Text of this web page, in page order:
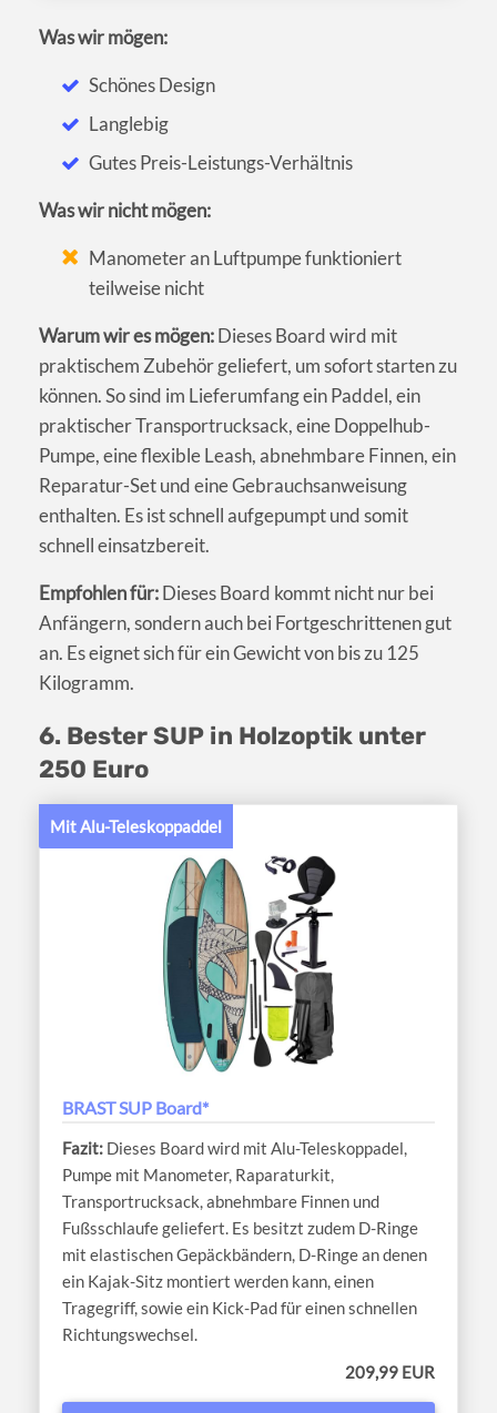
Was wir mögen:
Schönes Design
Langlebig
Gutes Preis-Leistungs-Verhältnis
Was wir nicht mögen:
Manometer an Luftpumpe funktioniert
teilweise nicht
Warum wir es mögen:Dieses Board wird mit
praktischem Zubehör geliefert, um sofort starten zu
können. So sind im Lieferumfang ein Paddel, ein
praktischer Transportrucksack, eine Doppelhub-
Pumpe, eine flexible Leash, abnehmbare Finnen, ein
Reparatur-Set und eine Gebrauchsanweisung
enthalten. Es ist schnell aufgepumpt und somit
schnell einsatzbereit.
Empfohlen für:Dieses Board kommt nicht nur bei
Anfängern, sondern auch bei Fortgeschrittenen gut
an. Es eignet sich für ein Gewicht von bis zu 125
Kilogramm.
6. Bester SUP in Holzoptik unter
250 Euro
Mit Alu-Teleskoppaddel
BRAST SUP Board*
Dieses Board wird mit Alu-Teleskoppadel,
Pumpe mit Manometer, Raparaturkit,
Transportrucksack, abnehmbare Finnen und
Fußsschlaufe geliefert. Es besitzt zudem D-Ringe
mit elastischen Gepäckbändern, D-Ringe an denen
ein Kajak-Sitz montiert werden kann, einen
Tragegriff, sowie ein Kick-Pad für einen schnellen
Richtungswechsel.
209,99 EUR